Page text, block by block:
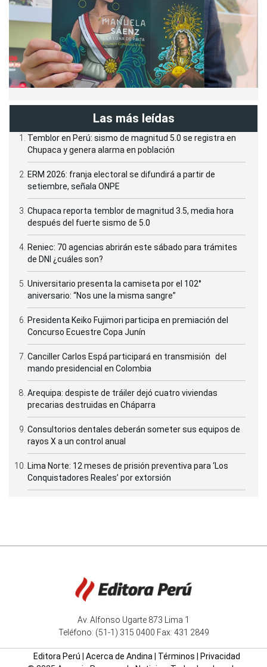
Las más leídas
Temblor en Perú: sismo de magnitud 5.0 se registra en
Chupaca y genera alarma en población
ERM 2026: franja electoral se difundirá a partir de
setiembre, señala ONPE
Chupaca reporta temblor de magnitud 3.5, media hora
después del fuerte sismo de 5.0
Reniec: 70 agencias abrirán este sábado para trámites
de DNI ¿cuáles son?
Universitario presenta la camiseta por el 102°
aniversario: “Nos une la misma sangre”
Presidenta Keiko Fujimori participa en premiación del
Concurso Ecuestre Copa Junín
Canciller Carlos Espá participará en transmisión del
mando presidencial en Colombia
Arequipa: despiste de tráiler dejó cuatro viviendas
precarias destruidas en Cháparra
Consultorios dentales deberán someter sus equipos de
rayos X a un control anual
Lima Norte: 12 meses de prisión preventiva para ‘Los
Conquistadores Reales’ por extorsión
Av. Alfonso Ugarte 873 Lima 1
Teléfono: (51-1) 315 0400 Fax: 431 2849
Editora Perú Acerca de Andina| Términos
Privacidad